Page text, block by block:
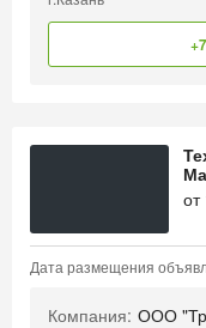
от
Дата размещения
Компания: ООО